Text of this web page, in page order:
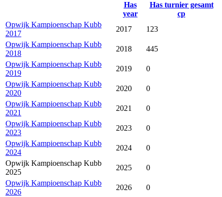
Has
year
Has turnier gesamt
cp
Opwijk Kampioenschap Kubb
2017
2017
123
Opwijk Kampioenschap Kubb
2018
2018
445
Opwijk Kampioenschap Kubb
2019
2019
0
Opwijk Kampioenschap Kubb
2020
2020
0
Opwijk Kampioenschap Kubb
2021
2021
0
Opwijk Kampioenschap Kubb
2023
2023
0
Opwijk Kampioenschap Kubb
2024
2024
0
Opwijk Kampioenschap Kubb
2025
2025
0
Opwijk Kampioenschap Kubb
2026
2026
0